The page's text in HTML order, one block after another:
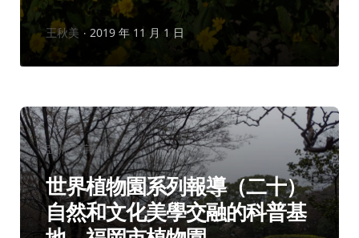
作
者：
王秋美 2019 年 11 月 1 日
分
類：
亞洲 寰宇知旅
世界植物園系列報導（二十）
自然和文化美學交融的科普基